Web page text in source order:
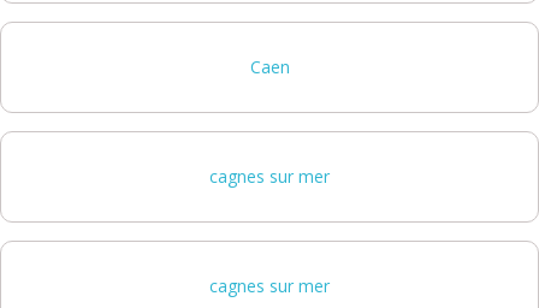
Caen
cagnes sur mer
cagnes sur mer